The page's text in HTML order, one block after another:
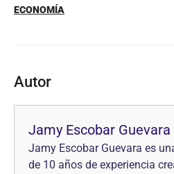
ECONOMÍA
Autor
Jamy Escobar Guevara
Jamy Escobar Guevara es
de 10 años de experiencia